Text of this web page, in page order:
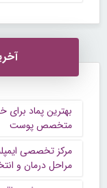
بهترین پماد
متخصص پوست
مرکز تخصصی
مراحل درمان و